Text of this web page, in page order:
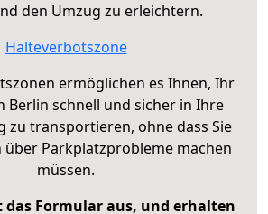
den Umzug zu erleichtern.
Halteverbotszone
ermöglichen es Ihnen, Ihr
Berlin schnell und sicher in Ihre
zu transportieren, ohne dass Sie
über Parkplatzprobleme machen
müssen.
das Formular aus, und erhalten